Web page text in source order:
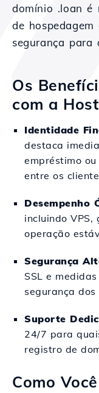
domínio .loan é
de hospedagem
segurança para
Os
com a
Identidade
destaca
empréstimo
entre os
Desempenho
incluindo
operação
Segurança
SSL e
segurança
Suporte
24/7 para
registro de
Como